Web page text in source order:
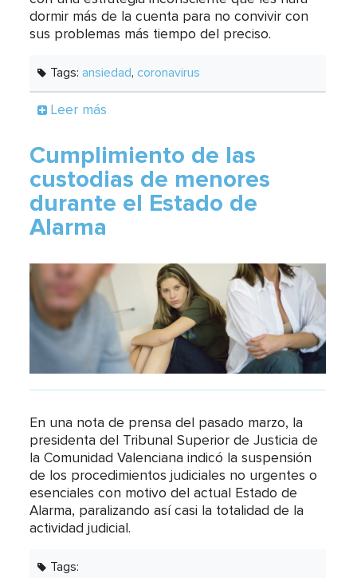
dormir más de la cuenta para no convivir con
sus problemas más tiempo del preciso.
Tags:ansiedad,coronavirus
Leer más
Cumplimiento de las
custodias de menores
durante el Estado de
Alarma
En una nota de prensa del pasado marzo, la
presidenta del Tribunal Superior de Justicia de
la Comunidad Valenciana indicó la suspensión
de los procedimientos judiciales no urgentes o
esenciales con motivo del actual Estado de
Alarma, paralizando así casi la totalidad de la
actividad judicial.
Tags: